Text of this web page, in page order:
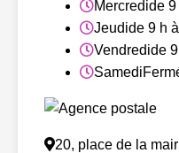
Mercredide 9
Jeudide 9 h
Vendredide
Samedi
20, place de la